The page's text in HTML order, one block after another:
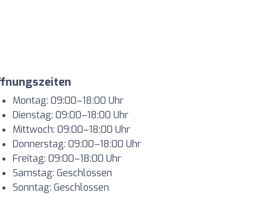
Montag: 09:00–18:00 Uhr
Dienstag: 09:00–18:00 Uhr
Mittwoch: 09:00–18:00 Uhr
Donnerstag: 09:00–18:00 Uhr
Freitag: 09:00–18:00 Uhr
Samstag: Geschlossen
Sonntag: Geschlossen